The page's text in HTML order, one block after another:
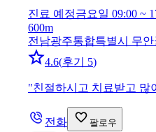
진료 예정금요일 09:00 ~
600m
전남광주통합특별시 무
4.6(후기 5)
"친절하시고 치료받고 많
전화 팔로우